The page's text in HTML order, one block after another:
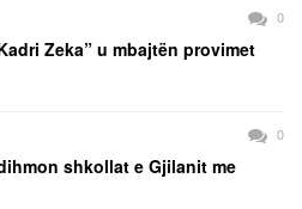
0
Zeka” u mbajtën provimet
0
shkollat e Gjilanit me